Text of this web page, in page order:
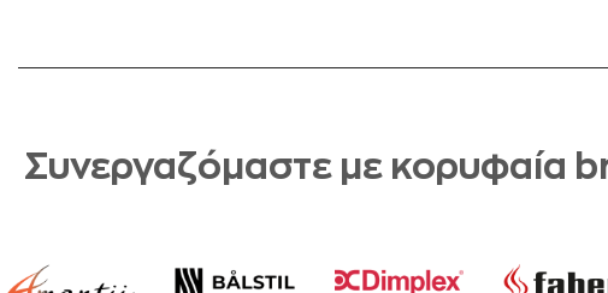
Συνεργαζόμαστε με κορυφαία